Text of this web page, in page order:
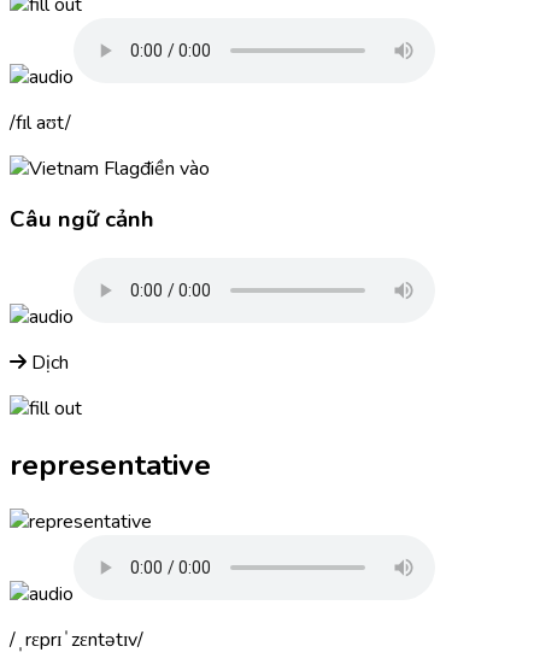
fɪl aʊt
điền vào
Câu ngữ cảnh
Dịch
representative
ˌrɛprɪˈzɛntətɪv